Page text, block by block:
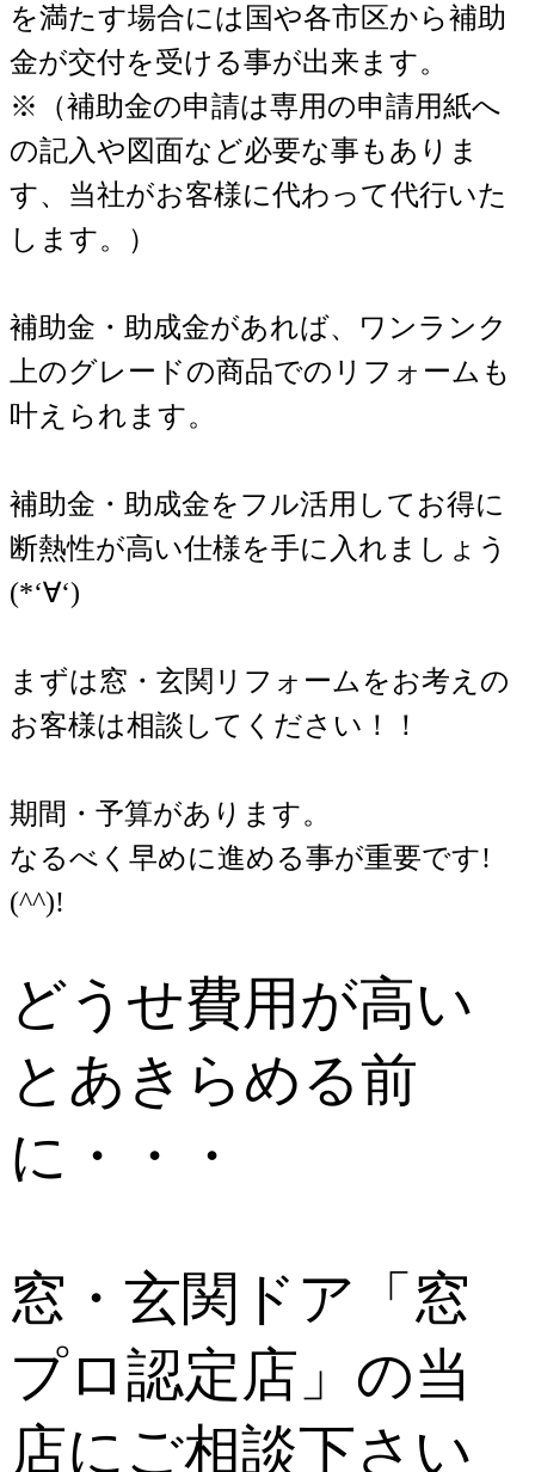
を満たす場合には国や各市区から補助
金が交付を受ける事が出来ます。
※（補助金の申請は専用の申請用紙へ
の記入や図面など必要な事もありま
す、当社がお客様に代わって代行いた
します。）
補助金・助成金があれば、ワンランク
上のグレードの商品でのリフォームも
叶えられます。
補助金・助成金をフル活用してお得に
断熱性が高い仕様を手に入れましょう
(*‘∀‘)
まずは窓・玄関リフォームをお考えの
お客様は相談してください！！
期間・予算があります。
なるべく早めに進める事が重要です!
(^^)!
どうせ費用が高い
とあきらめる前
に・・・
窓・玄関ドア「窓
プロ認定店」の当
店にご相談下さい